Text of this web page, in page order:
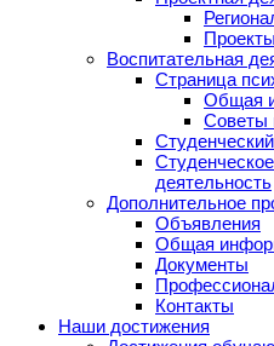
Воспитательная
Страница
Общая
Советы
деятельность
Дополнительное
Объявления
Общая
Документы
Контакты
Наши достижения